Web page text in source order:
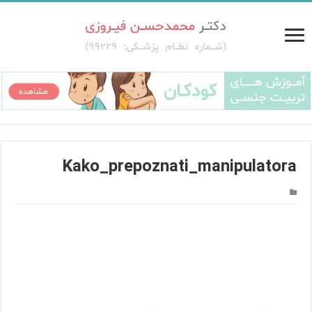
Kako_prepoznati_manipulatora